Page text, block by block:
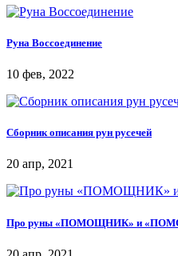
Руна Воссоединение
10 фев, 2022
Сборник описания рун русечей
20 апр, 2021
Про руны «ПОМОЩНИК» и